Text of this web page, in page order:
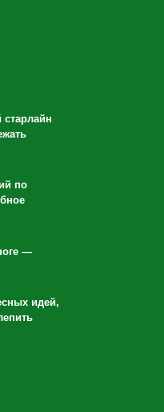
по
—
идей,